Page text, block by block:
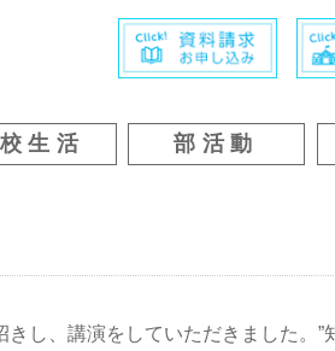
生活 部活動
し、講演をしていただきました。”